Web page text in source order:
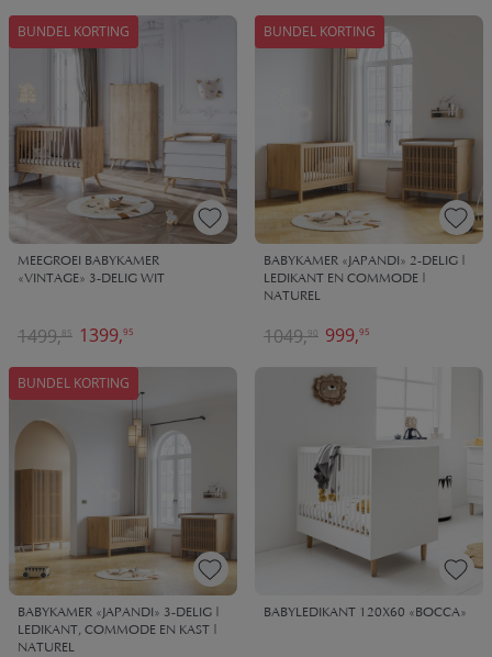
BUNDEL KORTING
MEEGROEI BABYKAMER
«VINTAGE» 3-DELIG WIT
1399,95
1499,85
BUNDEL KORTING
BABYKAMER «JAPANDI» 2-DELIG |
LEDIKANT EN COMMODE |
NATUREL
999,95
1049,90
BUNDEL KORTING
BABYKAMER «JAPANDI» 3-DELIG |
LEDIKANT, COMMODE EN KAST |
NATUREL
BABYLEDIKANT 120X60 «BOCCA»